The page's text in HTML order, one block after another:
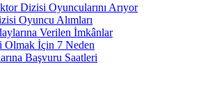
Dizisi Oyuncularını Arıyor
Oyuncu Alımları
Verilen İmkânlar
Olmak İçin 7 Neden
Başvuru Saatleri